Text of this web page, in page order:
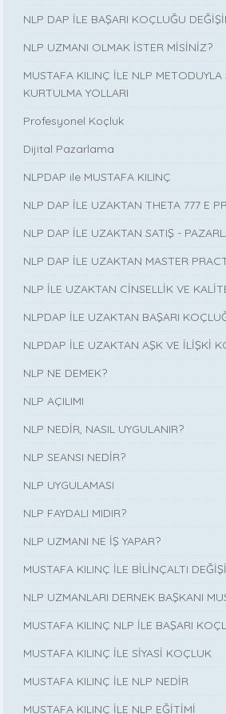
NLP DAP İLE BAŞARI KOÇLUĞU
NLP UZMANI OLMAK İSTER MİSİNİZ?
MUSTAFA KILINÇ İLE NLP METODUYLA
KURTULMA YOLLARI
Profesyonel Koçluk
Dijital Pazarlama
NLPDAP ile MUSTAFA KILINÇ
NLP DAP İLE UZAKTAN THETA 777 E
NLP DAP İLE UZAKTAN SATIŞ -
NLP DAP İLE UZAKTAN MASTER
NLP İLE UZAKTAN CİNSELLİK VE
NLPDAP İLE UZAKTAN BAŞARI
NLPDAP İLE UZAKTAN AŞK VE İLİŞKİ
NLP NE DEMEK?
NLP AÇILIMI
NLP NEDİR, NASIL UYGULANIR?
NLP SEANSI NEDİR?
NLP UYGULAMASI
NLP FAYDALI MIDIR?
NLP UZMANI NE İŞ YAPAR?
MUSTAFA KILINÇ İLE BİLİNÇALTI
NLP UZMANLARI DERNEK BAŞKANI
MUSTAFA KILINÇ NLP İLE BAŞARI
MUSTAFA KILINÇ İLE SİYASİ KOÇLUK
MUSTAFA KILINÇ İLE NLP NEDİR
MUSTAFA KILINÇ İLE NLP EĞİTİMİ